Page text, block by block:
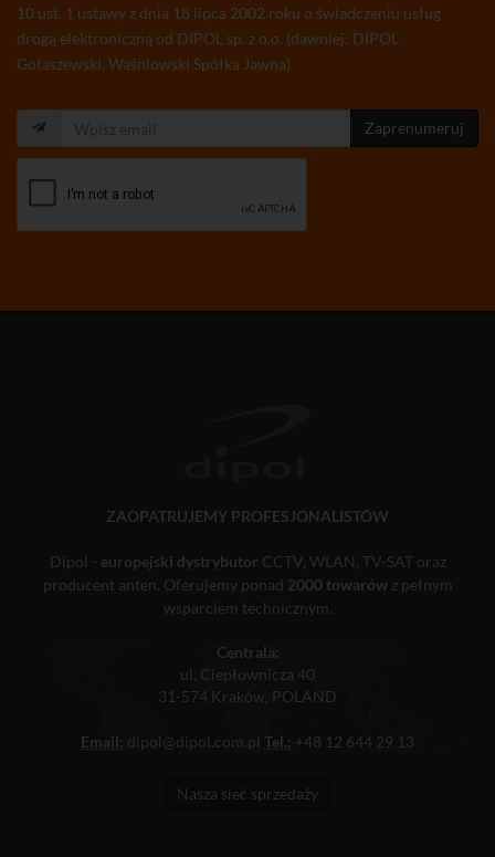
10 ust. 1 ustawy z dnia 18 lipca 2002 roku o świadczeniu usług
drogą elektroniczną od DIPOL sp. z o.o. (dawniej: DIPOL
Gołaszewski, Waśniowski Spółka Jawna)
Zaprenumeruj
ZAOPATRUJEMY PROFESJONALISTÓW
Dipol - europejski dystrybutor CCTV, WLAN, TV-SAT oraz
producent anten. Oferujemy ponad 2000 towarówz pełnym
wsparciem technicznym.
Centrala:
ul. Ciepłownicza 40
31-574 Kraków, POLAND
Email: dipol@dipol.com.pl Tel.: +48 12 644 29 13
Nasza sieć sprzedaży